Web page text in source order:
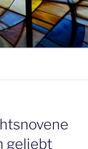
geliebt